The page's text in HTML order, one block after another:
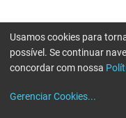
Usamos cookies para
possível. Se continuar
concordar com nossa
Gerenciar Cookies...
Erro ao enviar